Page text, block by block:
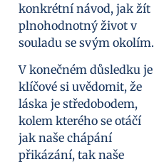
konkrétní návod, jak žít
plnohodnotný život v
souladu se svým okolím.
V konečném důsledku je
klíčové si uvědomit, že
láska je středobodem,
kolem kterého se otáčí
jak naše chápání
přikázání, tak naše